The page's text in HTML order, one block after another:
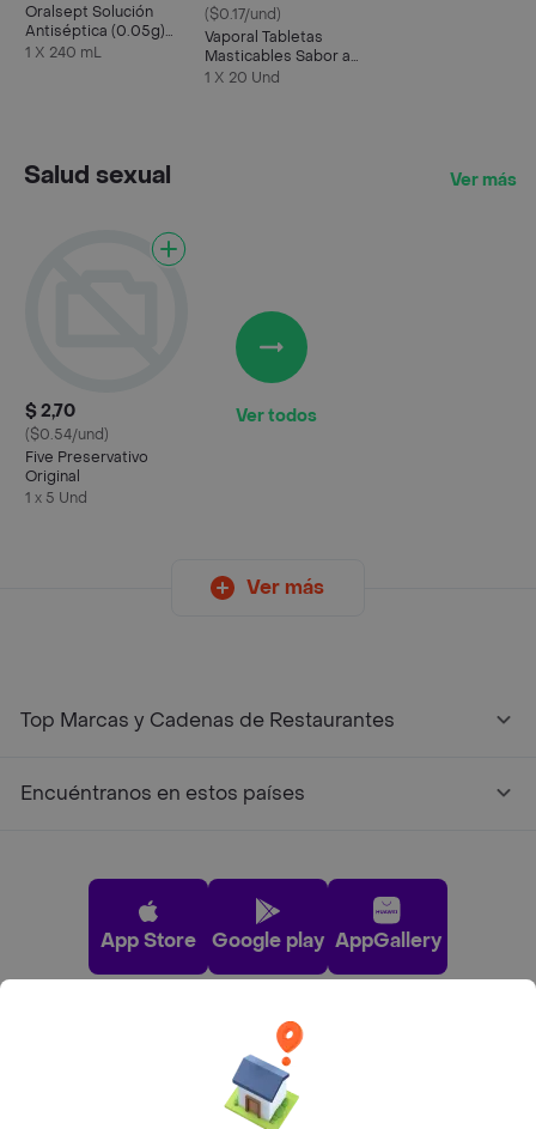
Oralsept Solución
Antiséptica (0.05g)
Clásico
1 X 240 mL
($0.17/und)
Vaporal Tabletas
Masticables Sabor a
Mentol Eucalipto
1 X 20 Und
Salud sexual Ver más
$ 2,70
($0.54/und)
Five Preservativo
Original
1 x 5 Und
Ver todos
Ver más
Top Marcas y Cadenas de Restaurantes
Encuéntranos en estos países
App Store Google play AppGallery
Pide tu comida favorita cerca de ti